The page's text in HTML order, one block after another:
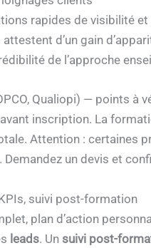
rapides de visibilité
d’un gain
de l’approche
Qualiopi) — points à
avant inscription. La
Attention : certaines
Demandez un devis et
suivi post-formation
plan d’action
leads. Un suivi post-